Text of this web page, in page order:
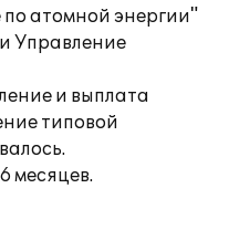
атомной энергии"
Управление
и выплата
типовой
месяцев.